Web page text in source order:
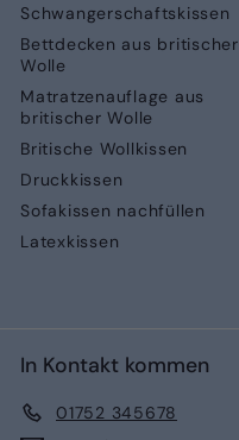
Schwangerschaftskissen
Bettdecken aus britischer
Wolle
Matratzenauflage aus
britischer Wolle
Britische Wollkissen
Druckkissen
Sofakissen nachfüllen
Latexkissen
In Kontakt kommen
01752 345678